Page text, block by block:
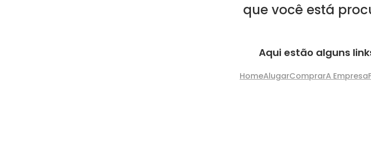
que você está
Aqui estão alguns
HomeAlugarComprarA Empresa